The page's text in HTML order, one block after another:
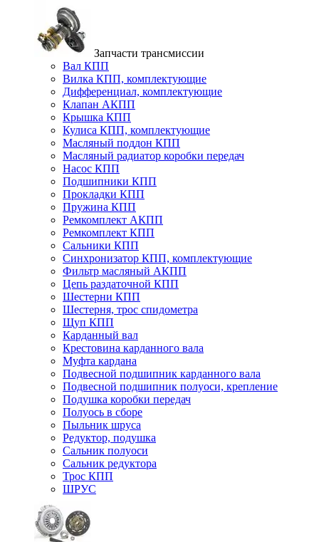
Запчасти трансмиссии
Вал КПП
Вилка КПП, комплектующие
Дифференциал, комплектующие
Клапан АКПП
Крышка КПП
Кулиса КПП, комплектующие
Масляный поддон КПП
Масляный радиатор коробки передач
Насос КПП
Подшипники КПП
Прокладки КПП
Пружина КПП
Ремкомплект АКПП
Ремкомплект КПП
Сальники КПП
Синхронизатор КПП, комплектующие
Фильтр масляный АКПП
Цепь раздаточной КПП
Шестерни КПП
Шестерня, трос спидометра
Щуп КПП
Карданный вал
Крестовина карданного вала
Муфта кардана
Подвесной подшипник карданного вала
Подвесной подшипник полуоси, крепление
Подушка коробки передач
Полуось в сборе
Пыльник шруса
Редуктор, подушка
Сальник полуоси
Сальник редуктора
Трос КПП
ШРУС